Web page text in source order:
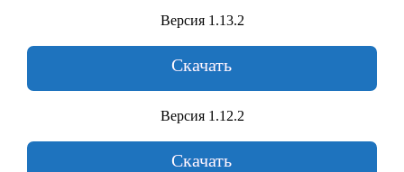
Версия 1.13.2
Скачать
Версия 1.12.2
Скачать